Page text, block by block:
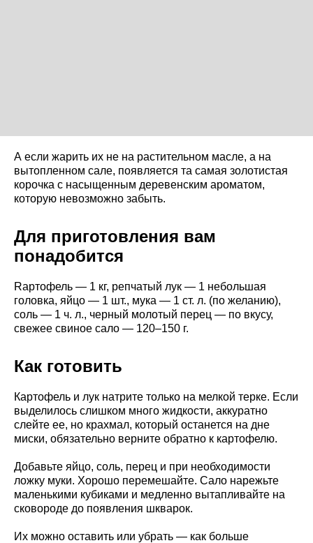
А если жарить их не на растительном масле, а на
вытопленном сале, появляется та самая золотистая
корочка с насыщенным деревенским ароматом,
которую невозможно забыть.
Для приготовления вам
понадобится
Rартофель — 1 кг, репчатый лук — 1 небольшая
головка, яйцо — 1 шт., мука — 1 ст. л. (по желанию),
соль — 1 ч. л., черный молотый перец — по вкусу,
свежее свиное сало — 120–150 г.
Как готовить
Картофель и лук натрите только на мелкой терке. Если
выделилось слишком много жидкости, аккуратно
слейте ее, но крахмал, который останется на дне
миски, обязательно верните обратно к картофелю.
Добавьте яйцо, соль, перец и при необходимости
ложку муки. Хорошо перемешайте. Сало нарежьте
маленькими кубиками и медленно вытапливайте на
сковороде до появления шкварок.
Их можно оставить или убрать — как больше